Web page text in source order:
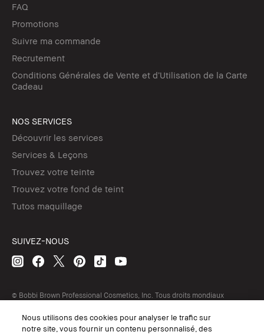
FAQ
Promotions
Suivre ma commande
Recrutement
Conditions Générales de Vente et d’Utilisation de la Carte
Cadeau
NOS SERVICES
Découvrir les services
Services & Leçons
Trouvez votre teinte
Trouvez votre fond de teint
Tutos maquillage
SUIVEZ-NOUS
© Bobbi Brown Professional Cosmetics, Inc. Tous droits mondiaux
Conditions Générales de Vente
Conditions Générales d'Utilisation
Nous utilisons des cookies pour analyser le trafic sur
notre site, vous fournir un contenu personnalisé, des